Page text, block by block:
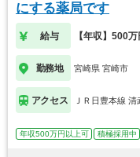
にする薬局です
給与 【年収】500万
勤務地 宮崎県 宮崎市
アクセス ＪＲ日豊本線 清
年収500万円以上可 積極採用中